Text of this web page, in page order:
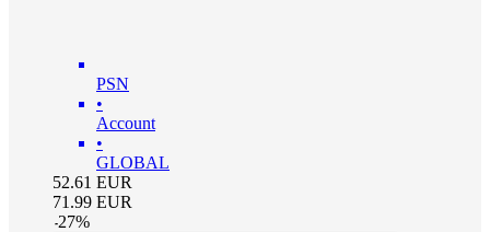
PSN
•
Account
•
GLOBAL
52.61 EUR
71.99 EUR
-27%